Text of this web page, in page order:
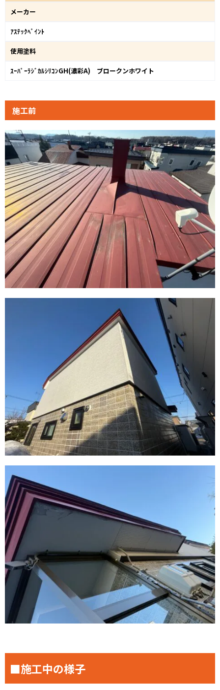
メーカー
ｱｽﾃｯｸﾍﾟｲﾝﾄ
使用塗料
ｽｰﾊﾟｰﾗｼﾞｶﾙｼﾘｺﾝGH(濃彩A) ブロークンホワイト
施工前
■施工中の様子